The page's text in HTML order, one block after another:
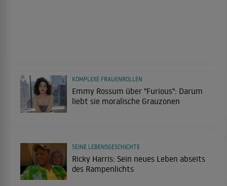
Emmy Rossum über "Furious": Darum
liebt sie moralische Grauzonen
KOMPLEXE FRAUENROLLEN
Ricky Harris: Sein neues Leben abseits
des Rampenlichts
SEINE LEBENSGESCHICHTE